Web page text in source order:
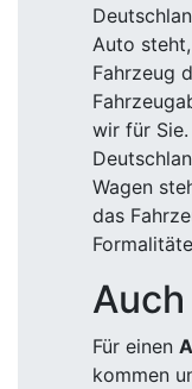
Auto
Fahrzeug
wir für
Wagen
das
Für einen
kommen